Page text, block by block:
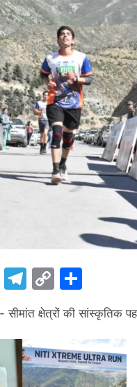
Twitter
Telegram
Copy
Link
सीमांत क्षेत्रों की सांस्कृतिक